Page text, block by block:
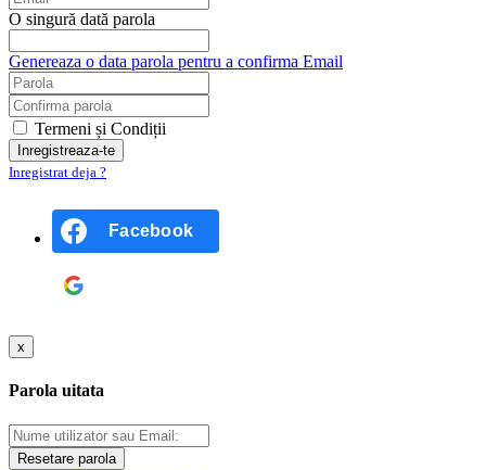
O singură dată parola
Genereaza o data parola pentru a confirma Email
Termeni și Condiții
Inregistrat deja ?
Facebook
x
Parola uitata